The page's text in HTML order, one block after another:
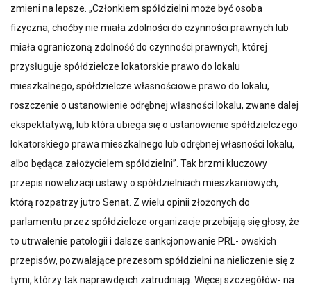
zmieni na lepsze. „Członkiem spółdzielni może być osoba
fizyczna, choćby nie miała zdolności do czynności prawnych lub
miała ograniczoną zdolność do czynności prawnych, której
przysługuje spółdzielcze lokatorskie prawo do lokalu
mieszkalnego, spółdzielcze własnościowe prawo do lokalu,
roszczenie o ustanowienie odrębnej własności lokalu, zwane dalej
ekspektatywą, lub która ubiega się o ustanowienie spółdzielczego
lokatorskiego prawa mieszkalnego lub odrębnej własności lokalu,
albo będąca założycielem spółdzielni”. Tak brzmi kluczowy
przepis nowelizacji ustawy o spółdzielniach mieszkaniowych,
którą rozpatrzy jutro Senat. Z wielu opinii złożonych do
parlamentu przez spółdzielcze organizacje przebijają się głosy, że
to utrwalenie patologii i dalsze sankcjonowanie PRL- owskich
przepisów, pozwalające prezesom spółdzielni na nieliczenie się z
tymi, którzy tak naprawdę ich zatrudniają. Więcej szczegółów- na